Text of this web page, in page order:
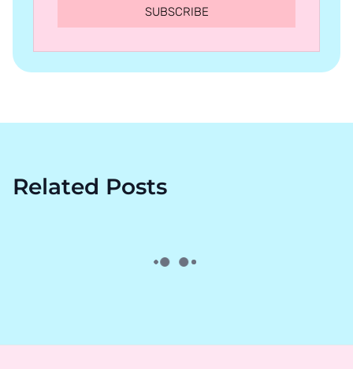
SUBSCRIBE
Related Posts